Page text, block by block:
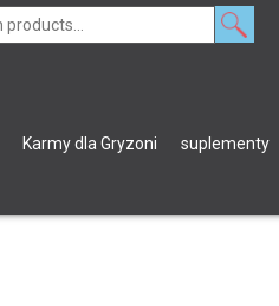
Karmy dla Gryzoni suplementy